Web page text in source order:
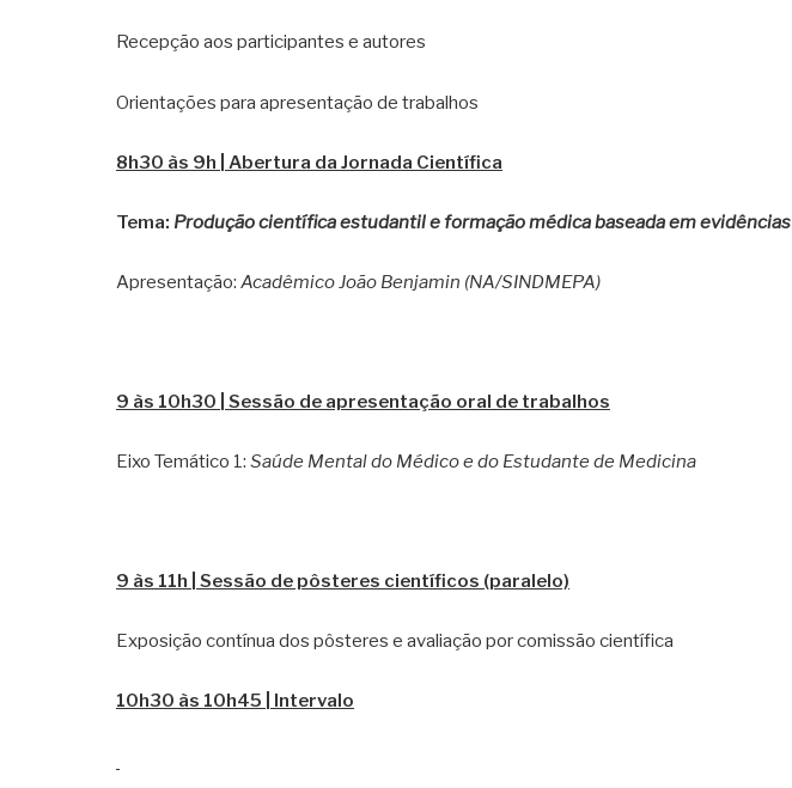
Recepção aos participantes e autores
Orientações para apresentação de trabalhos
8h30 às 9h | Abertura da Jornada Científica
Tema: Produção científica estudantil e formação médica baseada em evidências
Apresentação: Acadêmico João Benjamin (NA/SINDMEPA)
9 às 10h30 | Sessão de apresentação oral de trabalhos
Eixo Temático 1: Saúde Mental do Médico e do Estudante de Medicina
9 às 11h | Sessão de pôsteres científicos (paralelo)
Exposição contínua dos pôsteres e avaliação por comissão científica
10h30 às 10h45 | Intervalo